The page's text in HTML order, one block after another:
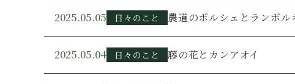
2025.05.05 日々のこと 農道のポルシェとランボル
2025.05.04 日々のこと 藤の花とカンアオイ